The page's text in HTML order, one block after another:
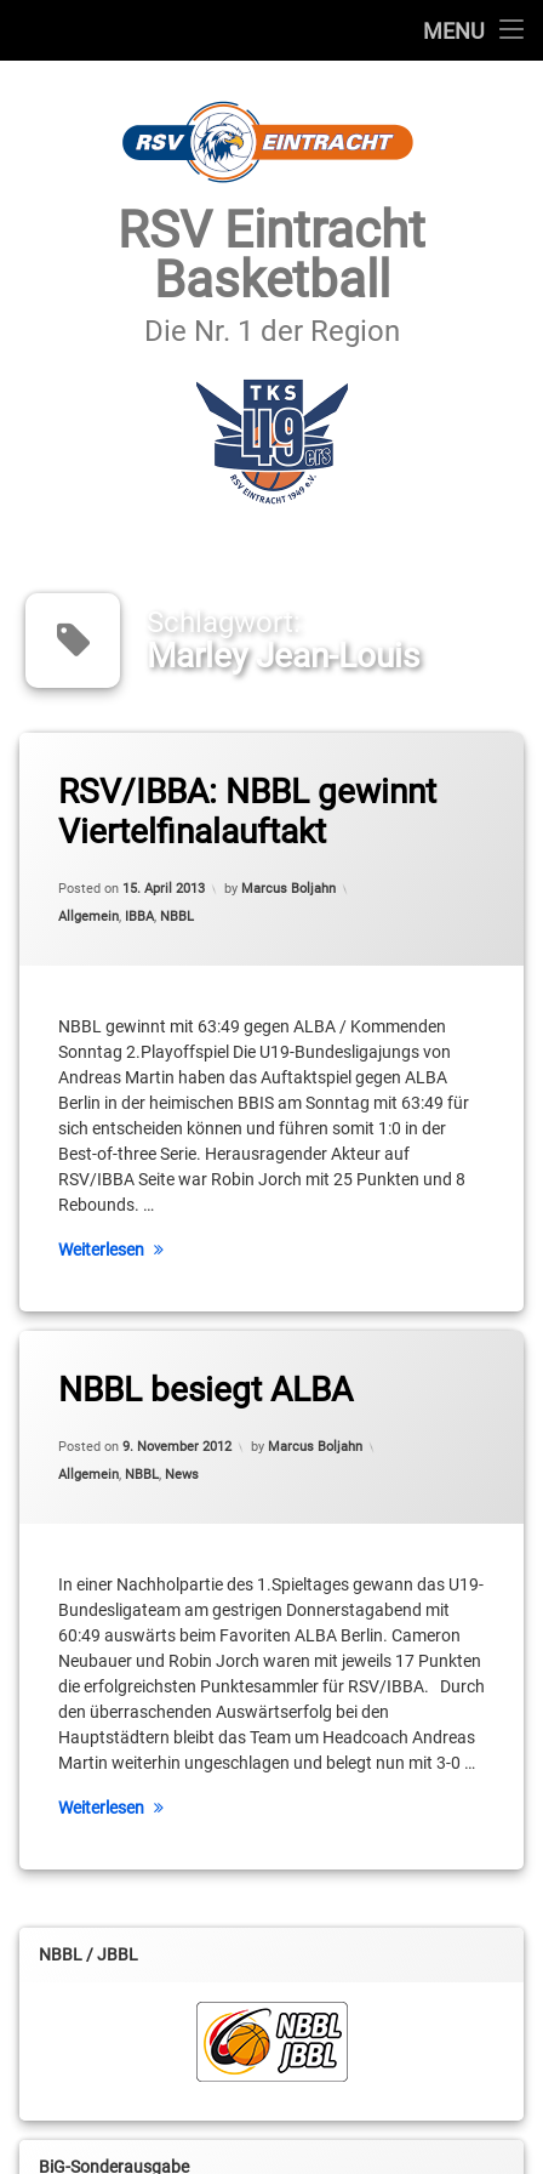
MENU
SECHSTER MANN
IMPRESSUM & DATENSCHUTZ
RSV Eintracht
Basketball
Die Nr. 1 der Region
Schlagwort:
Marley Jean-Louis
RSV/IBBA: NBBL gewinnt
Viertelfinalauftakt
Posted on 15. April 2013
Updated on15. April 2013
by Marcus Boljahn
Categories:
Allgemein, IBBA, NBBL
NBBL gewinnt mit 63:49 gegen ALBA / Kommenden
Sonntag 2.Playoffspiel Die U19-Bundesligajungs von
Andreas Martin haben das Auftaktspiel gegen ALBA
Berlin in der heimischen BBIS am Sonntag mit 63:49 für
sich entscheiden können und führen somit 1:0 in der
Best-of-three Serie. Herausragender Akteur auf
RSV/IBBA Seite war Robin Jorch mit 25 Punkten und 8
Rebounds. …
Weiterlesen
ALBA
Berlin
Cameron
Schreiber
Konstantin
Kovalev
Marley
Louis
Robin
Jorch
RSV/IBBA
NBBL besiegt ALBA
Posted on 9. November 2012 by Marcus Boljahn
Categories:
Allgemein, NBBL, News
In einer Nachholpartie des 1.Spieltages gewann das U19-
Bundesligateam am gestrigen Donnerstagabend mit
60:49 auswärts beim Favoriten ALBA Berlin. Cameron
Neubauer und Robin Jorch waren mit jeweils 17 Punkten
die erfolgreichsten Punktesammler für RSV/IBBA. Durch
den überraschenden Auswärtserfolg bei den
Hauptstädtern bleibt das Team um Headcoach Andreas
Martin weiterhin ungeschlagen und belegt nun mit 3-0 …
Weiterlesen
Andreas
Martin
Anton
Kuck
Neubauer
Christian
Bernhardt
Christopher
Schreiber
Colin
Georgios
Schönheit
NBBL / JBBL
BiG-Sonderausgabe